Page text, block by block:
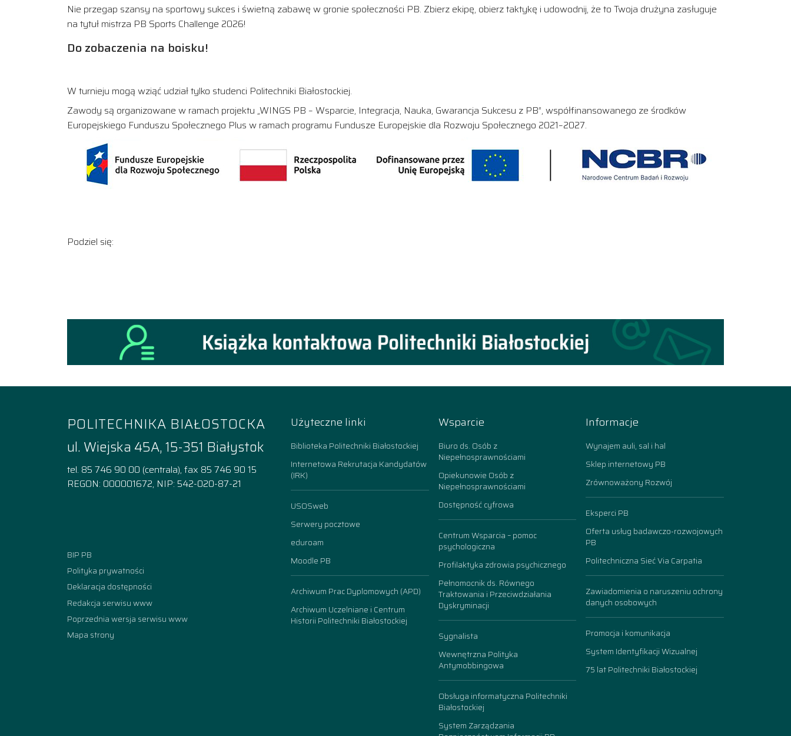
Nie przegap szansy na sportowy sukces i świetną zabawę w gronie społeczności PB. Zbierz ekipę, obierz taktykę i udowodnij, że to Twoja drużyna zasługuje
na tytuł mistrza PB Sports Challenge 2026!
Do zobaczenia na boisku!
W turnieju mogą wziąć udział tylko studenci Politechniki Białostockiej.
Zawody są organizowane w ramach projektu „WINGS PB – Wsparcie, Integracja, Nauka, Gwarancja Sukcesu z PB”, współfinansowanego ze środków
Europejskiego Funduszu Społecznego Plus w ramach programu Fundusze Europejskie dla Rozwoju Społecznego 2021–2027.
Podziel się:
POLITECHNIKA BIAŁOSTOCKA
ul. Wiejska 45A, 15-351 Białystok
tel. 85 746 90 00 (centrala), fax 85 746 90 15
REGON: 000001672, NIP: 542-020-87-21
BIP PB
Polityka prywatności
Deklaracja dostępności
Redakcja serwisu www
Poprzednia wersja serwisu www
Mapa strony
Użyteczne linki
Biblioteka Politechniki Białostockiej
Internetowa Rekrutacja Kandydatów
(IRK)
USOSweb
Serwery pocztowe
eduroam
Moodle PB
Archiwum Prac Dyplomowych (APD)
Archiwum Uczelniane i Centrum
Historii Politechniki Białostockiej
Wsparcie
Biuro ds. Osób z
Niepełnosprawnościami
Opiekunowie Osób z
Niepełnosprawnościami
Dostępność cyfrowa
Centrum Wsparcia – pomoc
psychologiczna
Profilaktyka zdrowia psychicznego
Pełnomocnik ds. Równego
Traktowania i Przeciwdziałania
Dyskryminacji
Sygnalista
Wewnętrzna Polityka
Antymobbingowa
Obsługa informatyczna Politechniki
Białostockiej
System Zarządzania
Informacje
Wynajem auli, sal i hal
Sklep internetowy PB
Zrównoważony Rozwój
Eksperci PB
Oferta usług badawczo-rozwojowych
PB
Politechniczna Sieć Via Carpatia
Zawiadomienia o naruszeniu ochrony
danych osobowych
Promocja i komunikacja
System Identyfikacji Wizualnej
75 lat Politechniki Białostockiej